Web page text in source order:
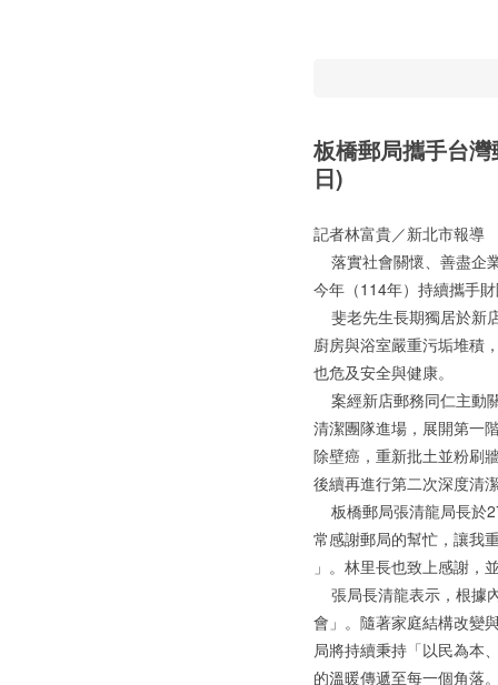
板橋郵局攜手台
日)
記者林富貴／新北市報
落實社會關懷、善盡企
今年（114年）持續攜手
斐老先生長期獨居於新
廚房與浴室嚴重污垢堆積
也危及安全與健康。
案經新店郵務同仁主動
清潔團隊進場，展開第一
除壁癌，重新批土並粉刷
後續再進行第二次深度清
板橋郵局張清龍局長於
常感謝郵局的幫忙，讓我
」。林里長也致上感謝，
張局長清龍表示，根據
會」。隨著家庭結構改變
局將持續秉持「以民為本
的溫暖傳遞至每一個角落